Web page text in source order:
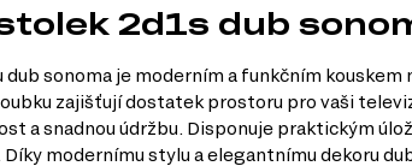
2d1s dub
dub sonoma je moderním a funkčním
zajišťují dostatek prostoru pro vaši
a snadnou údržbu. Disponuje praktickým
modernímu stylu a elegantnímu dekoru